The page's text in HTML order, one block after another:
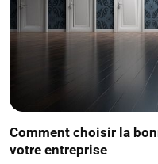
Comment choisir la
votre entreprise